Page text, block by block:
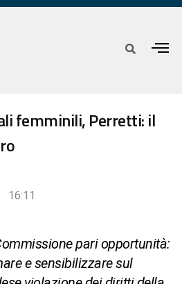
femminili, Perretti: il
16:11
pari opportunità:
e sensibilizzare sul